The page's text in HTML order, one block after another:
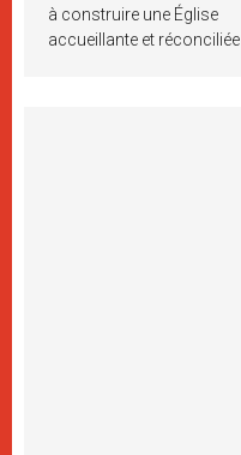
à construire une Église
accueillante et réconciliée